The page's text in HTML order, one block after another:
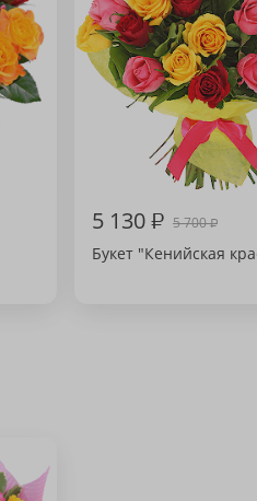
5 130₽ 5 700₽
Букет "Кенийская